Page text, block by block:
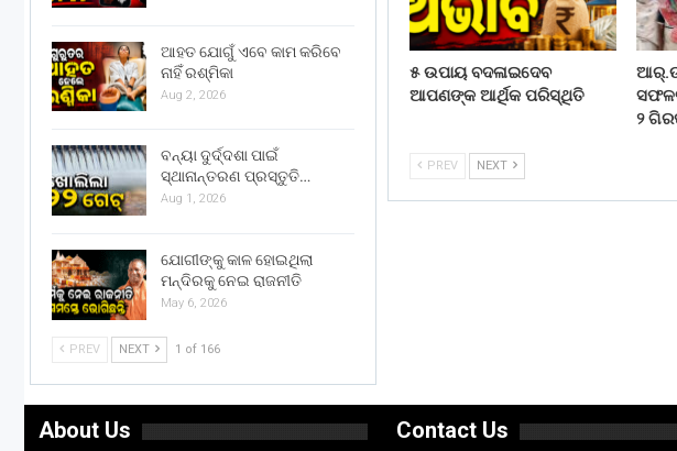
୫ ଉପାୟ ବଦଳାଇଦେବ
ଆପଣଙ୍କ ଆର୍ଥିକ ପରିସ୍ଥିତି
୨
PREV NEXT
ଆହତ ଯୋଗୁଁ ଏବେ କାମ କରିବେ
ନାହିଁ ରଶ୍ମିକା
Aug 2, 2026
ବନ୍ୟା ଦୁର୍ଦ୍ଦଶା ପାଇଁ
ସ୍ଥାନାନ୍ତରଣ ପ୍ରସ୍ତୁତି…
Aug 1, 2026
ଯୋଗୀଙ୍କୁ କାଳ ହୋଇଥିଲା
ମନ୍ଦିରକୁ ନେଇ ରାଜନୀତି
May 6, 2026
PREV NEXT 1 of 166
About Us Contact Us